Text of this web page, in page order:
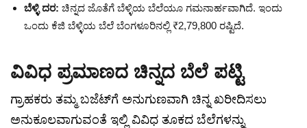
ಬೆಳ್ಳಿ ದರ: ಚಿನ್ನದ ಜೊತೆಗೆ ಬೆಳ್ಳಿಯ ಬೆಲೆಯೂ ಗಮನಾರ್ಹವಾಗಿದೆ. ಇಂದು
ಒಂದು ಕೆಜಿ ಬೆಳ್ಳಿಯ ಬೆಲೆ ಬೆಂಗಳೂರಿನಲ್ಲಿ ₹2,79,800 ರಷ್ಟಿದೆ.
ವಿವಿಧ ಪ್ರಮಾಣದ ಚಿನ್ನದ ಬೆಲೆ ಪಟ್ಟಿ
ಗ್ರಾಹಕರು ತಮ್ಮ ಬಜೆಟ್‌ಗೆ ಅನುಗುಣವಾಗಿ ಚಿನ್ನ ಖರೀದಿಸಲು
ಅನುಕೂಲವಾಗುವಂತೆ ಇಲ್ಲಿ ವಿವಿಧ ತೂಕದ ಬೆಲೆಗಳನ್ನು